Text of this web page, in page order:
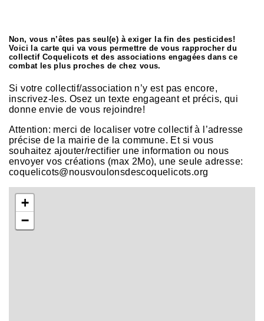
Non, vous n’êtes pas seul(e) à exiger la fin des pesticides!
Voici la carte qui va vous permettre de vous rapprocher du
collectif Coquelicots et des associations engagées dans ce
combat les plus proches de chez vous.
Si votre collectif/association n’y est pas encore,
inscrivez-les. Osez un texte engageant et précis, qui
donne envie de vous rejoindre!
Attention: merci de localiser votre collectif à l’adresse
précise de la mairie de la commune. Et si vous
souhaitez ajouter/rectifier une information ou nous
envoyer vos créations (max 2Mo), une seule adresse:
coquelicots@nousvoulonsdescoquelicots.org
+
−